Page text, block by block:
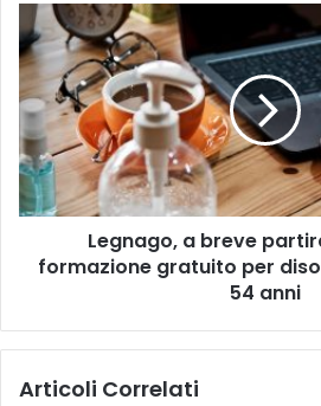
hanno
premiato
il
km
zero
Legnago,
a
breve
partirà
un
corso
di
formazione
gratuito
disoccupati
di
anni
Legnago, a breve
formazione gratuito per
54 anni
Articoli Correlati